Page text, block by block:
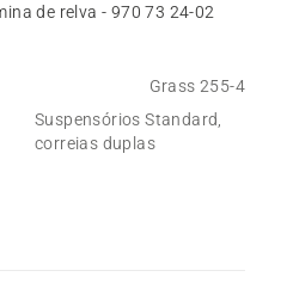
de relva - 970 73 24‑02
Grass 255-4
Suspensórios Standard,
correias duplas